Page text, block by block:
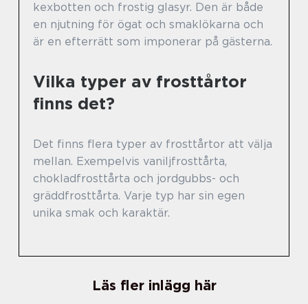
kexbotten och frostig glasyr. Den är både
en njutning för ögat och smaklökarna och
är en efterrätt som imponerar på gästerna.
Vilka typer av frosttårtor
finns det?
Det finns flera typer av frosttårtor att välja
mellan. Exempelvis vaniljfrosttårta,
chokladfrosttårta och jordgubbs- och
gräddfrosttårta. Varje typ har sin egen
unika smak och karaktär.
Läs fler inlägg här